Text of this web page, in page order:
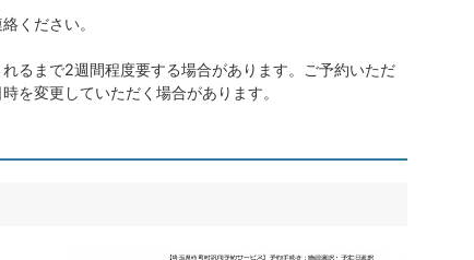
ください。
るまで2週間程度要する場合があります。ご予約いただ
を変更していただく場合があります。